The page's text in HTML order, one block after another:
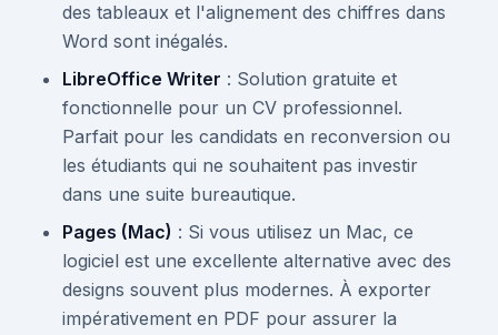
des tableaux et l'alignement des chiffres dans
Word sont inégalés.
LibreOffice Writer : Solution gratuite et
fonctionnelle pour un CV professionnel.
Parfait pour les candidats en reconversion ou
les étudiants qui ne souhaitent pas investir
dans une suite bureautique.
Pages (Mac) : Si vous utilisez un Mac, ce
logiciel est une excellente alternative avec des
designs souvent plus modernes. À exporter
impérativement en PDF pour assurer la